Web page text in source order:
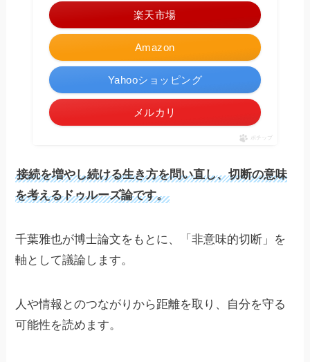
Amazon
楽天市場
Yahooショッピング
メルカリ
ポチップ
接続を増やし続ける生き方を問い直し、切断の意味
を考えるドゥルーズ論です。
千葉雅也が博士論文をもとに、「非意味的切断」を
軸として議論します。
人や情報とのつながりから距離を取り、自分を守る
可能性を読めます。